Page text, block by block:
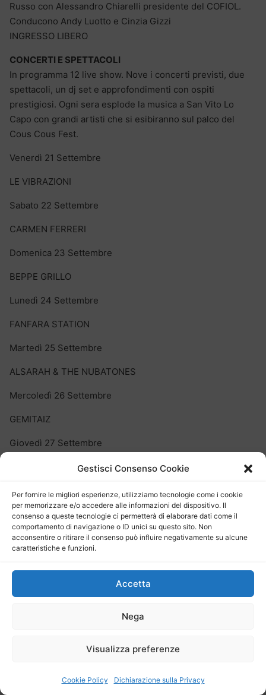
Gestisci Consenso Cookie
Per fornire le migliori esperienze, utilizziamo tecnologie come i cookie
per memorizzare e/o accedere alle informazioni del dispositivo. Il
consenso a queste tecnologie ci permetterà di elaborare dati come il
comportamento di navigazione o ID unici su questo sito. Non
acconsentire o ritirare il consenso può influire negativamente su alcune
caratteristiche e funzioni.
Accetta
Nega
Visualizza preferenze
Cookie Policy Dichiarazione sulla Privacy
Russo con Alessandro Chiarelli presidente del COFIOL.
Conducono Andy Luotto e Cinzia Gizzi
INGRESSO LIBERO
CONCERTI E SPETTACOLI
In programma 12 live show. Nove i concerti previsti, due
spettacoli, un dj set e approfondimenti con ospiti
prestigiosi. Ogni sera esplode la musica a San Vito Lo
Capo con grandi artisti che si esibiranno sul palco del
Cous Cous Fest.
Venerdì 21 Settembre
LE VIBRAZIONI
Sabato 22 Settembre
CARMEN FERRERI
Domenica 23 Settembre
BEPPE GRILLO
Lunedì 24 Settembre
FANFARA STATION
Martedì 25 Settembre
ALSARAH & THE NUBATONES
Mercoledì 26 Settembre
GEMITAIZ
Giovedì 27 Settembre
Venerdì 28 Settembre
ERMAL META
Sabato 29 Settembre
Dal 21 al 30 settembre San Vito Lo Capo e il suo Cous
anche il sesto.